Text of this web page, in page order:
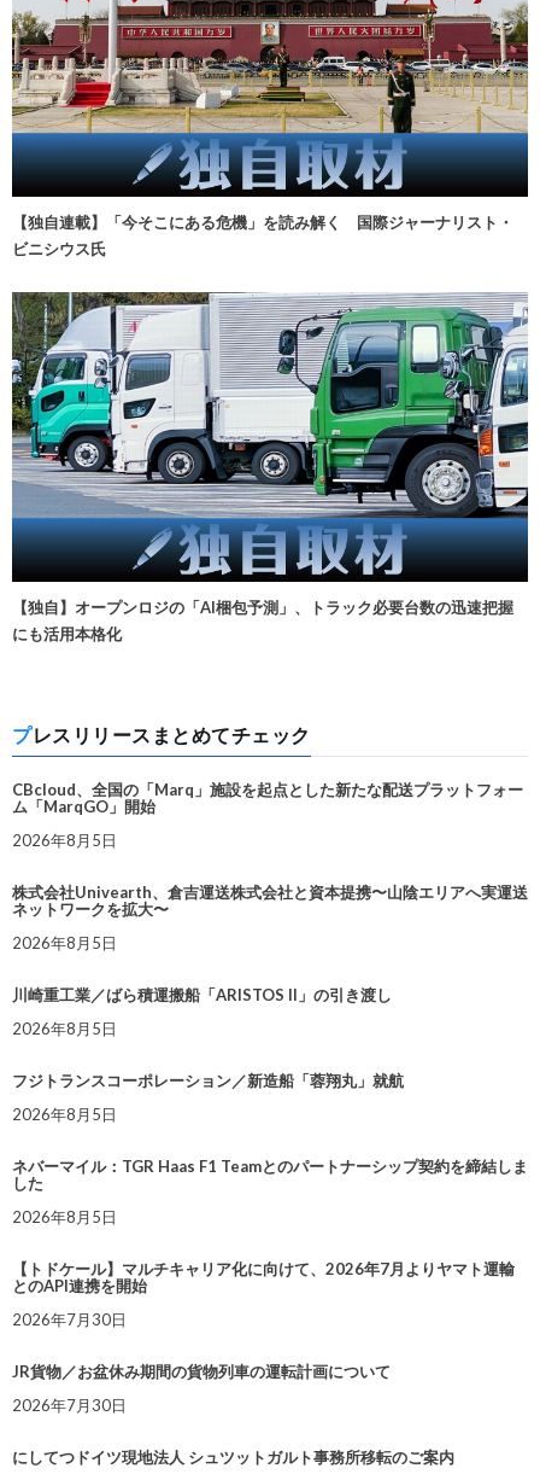
【独自連載】「今そこにある危機」を読み解く 国際ジャーナリスト・
ビニシウス氏
【独自】オープンロジの「AI梱包予測」、トラック必要台数の迅速把握
にも活用本格化
プレスリリースまとめてチェック
CBcloud、全国の「Marq」施設を起点とした新たな配送プラットフォー
ム「MarqGO」開始
2026年8月5日
株式会社Univearth、倉吉運送株式会社と資本提携〜山陰エリアへ実運送
ネットワークを拡大〜
2026年8月5日
川崎重工業／ばら積運搬船「ARISTOS II」の引き渡し
2026年8月5日
フジトランスコーポレーション／新造船「蓉翔丸」就航
2026年8月5日
ネバーマイル：TGR Haas F1 Teamとのパートナーシップ契約を締結しま
した
2026年8月5日
【トドケール】マルチキャリア化に向けて、2026年7月よりヤマト運輸
とのAPI連携を開始
2026年7月30日
JR貨物／お盆休み期間の貨物列車の運転計画について
2026年7月30日
にしてつドイツ現地法人 シュツットガルト事務所移転のご案内